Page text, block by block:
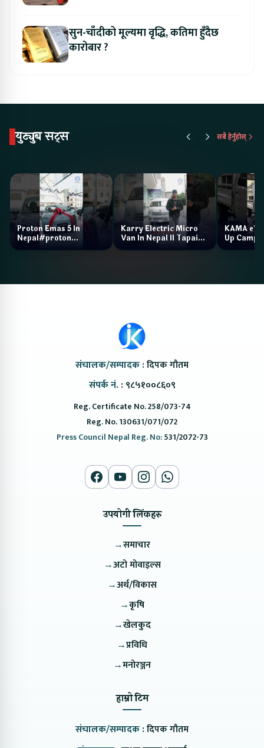
सुन-चाँदीको मूल्यमा वृद्धि, कतिमा हुँदैछ
कारोबार ?
युट्युब सट्स सबै हेर्नुहोस्
Proton Emas 5 In
Nepal#proton
#protonemas5#protonnepal#evcarnepal
Karry Electric Micro
Van In Nepal II Tapaiko
Bazar II Jankari
KAMA eV
Up Camp
संचालक/सम्पादक :दिपक गौतम
संपर्क नं. : ९८५१००८६०९
Reg. Certificate No. 258/073-74
Reg. No. 130631/071/072
Press Council Nepal Reg. No:531/2072-73
उपयोगी लिंकहरु
→समाचार
→अटो मोवाइल्स
→अर्थ/विकास
→कृषि
→खेलकुद
→प्रविधि
→मनोरञ्जन
हाम्रो टिम
संचालक/सम्पादक :दिपक गौतम